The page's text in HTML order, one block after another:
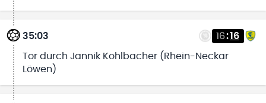
35:03 16:16
Tor durch Jannik Kohlbacher (Rhein-Neckar
Löwen)